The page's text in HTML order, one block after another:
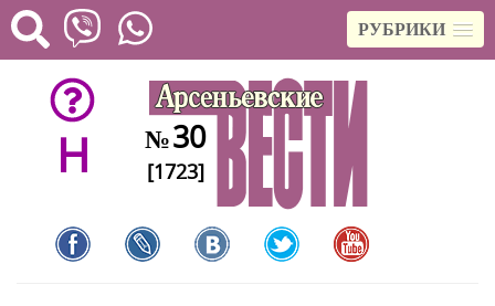
РУБРИКИ
H №30
[1723]